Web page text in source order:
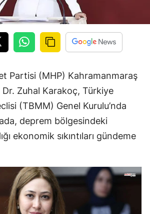
Partisi (MHP) Kahramanmaraş
Zuhal Karakoç, Türkiye
(TBMM) Genel Kurulu’nda
deprem bölgesindeki
ekonomik sıkıntıları gündeme